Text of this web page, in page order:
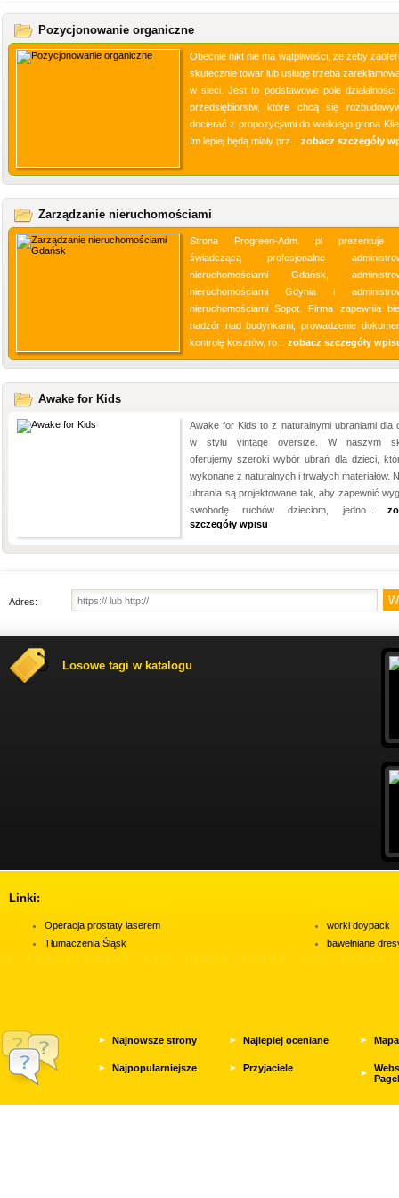
Pozycjonowanie organiczne
Obecnie nikt nie ma wątpliwości, że żeby
skutecznie towar lub usługę trzeba
w sieci. Jest to podstawowe pole działalności
przedsiębiorstw, które chcą się
docierać z propozycjami do wielkiego grona
Im lepiej będą miały prz... zobacz szczegóły
Zarządzanie nieruchomościami
Strona Progreen-Adm. pl prezentuje
świadczącą profesjonalne
nieruchomościami Gdańsk,
nieruchomościami Gdynia i
nieruchomościami Sopot. Firma zapewnia
nadzór nad budynkami, prowadzenie
kontrolę kosztów, ro... zobacz szczegóły
Awake for Kids
Awake for Kids to z naturalnymi ubraniami dla
w stylu vintage oversize. W naszym
oferujemy szeroki wybór ubrań dla dzieci,
wykonane z naturalnych i trwałych materiałów.
ubrania są projektowane tak, aby zapewnić
swobodę ruchów dzieciom, jedno...
szczegóły wpisu
Adres:
Losowe tagi w katalogu
Linki:
Operacja prostaty laserem
Tłumaczenia Śląsk
worki doypack
bawełniane
Najnowsze strony Najlepiej oceniane
Najpopularniejsze Przyjaciele